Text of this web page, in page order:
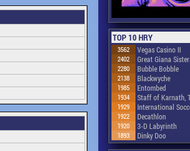
TOP 10 HRY
3562 Vegas Casino II
2402 Great Giana
2280 Bubble Bobble
2138 Blackwyche
1985 Entombed
1934 Staff of Karnath,
1929 International
1922 Decathlon
1920 3-D Labyrinth
1893 Dinky Doo